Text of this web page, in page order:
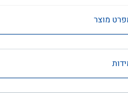
מוצר